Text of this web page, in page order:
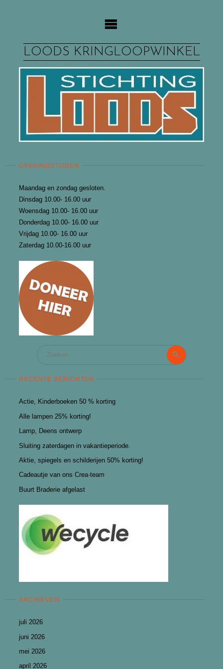
LOODS KRINGLOOPWINKEL
OPENINGSTIJDEN
Maandag en zondag gesloten.
Dinsdag 10.00- 16.00 uur
Woensdag 10.00- 16.00 uur
Donderdag 10.00- 16.00 uur
Vrijdag 10.00- 16.00 uur
Zaterdag 10.00-16.00 uur
Zoeken
RECENTE BERICHTEN
Actie, Kinderboeken 50 % korting
Alle lampen 25% korting!
Lamp, Deens ontwerp
Sluiting zaterdagen in vakantieperiode.
Aktie, spiegels en schilderijen 50% korting!
Cadeautje van ons Crea-team
Buurt Braderie afgelast
ARCHIEVEN
juli 2026
juni 2026
mei 2026
april 2026